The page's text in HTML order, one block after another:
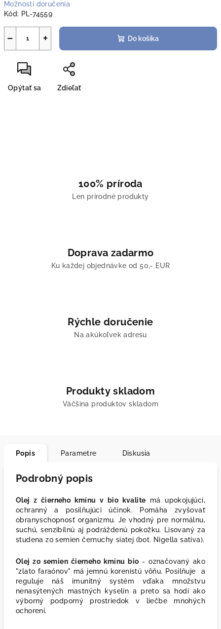
Možnosti doručenia
Kód: PL-74559
+
− Do košíka
Opýtať sa Zdieľať
100% príroda
Len prírodné produkty
Doprava zadarmo
Ku každej objednávke od 50,- EUR
Rýchle doručenie
Na akúkoľvek adresu
Produkty skladom
Väčšina produktov skladom
Popis Parametre Diskusia
Podrobný popis
Olej z čierneho kmínu v bio kvalite má upokojujúci,
ochranný a posilňujúci účinok. Pomáha zvyšovať
obranyschopnosť organizmu. Je vhodný pre normálnu,
suchú, senzibilnú aj podráždenú pokožku. Lisovaný za
studena zo semien černuchy siatej (bot. Nigella sativa).
Olej zo semien čierneho kmínu bio - označovaný ako
"zlato faraónov" má jemnú korenistú vôňu. Posilňuje a
reguluje náš imunitný systém vďaka množstvu
nenasýtených mastných kyselín a preto sa hodí ako
výborný podporný prostriedok v liečbe mnohých
ochorení.